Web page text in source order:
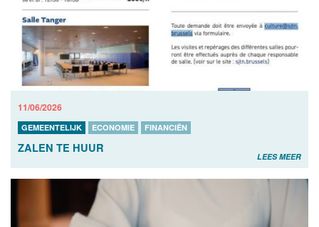
11/06/2026
GEMEENTELIJK ECONOMIE FINANCIËN
ZALEN TE HUUR
LEES MEER